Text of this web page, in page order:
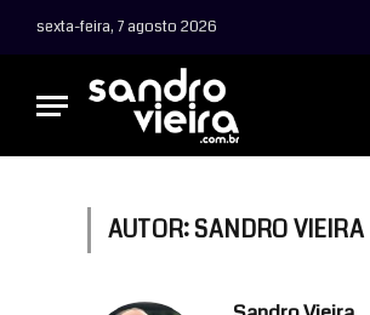
sexta-feira, 7 agosto 2026
AUTOR:SANDRO VIEIRA